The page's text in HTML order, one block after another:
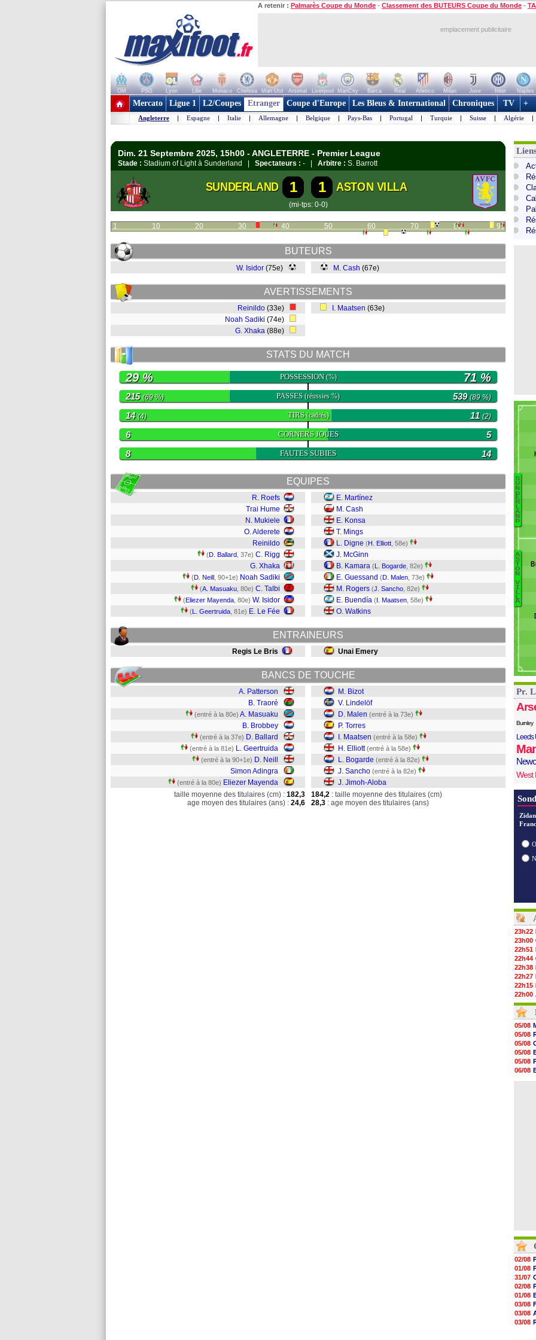
A retenir : Palmarès Coupe du Monde - Classement des BUTEURS Coupe du Monde -
emplacement publicitaire
OM PSG Lyon Lille Monaco Chelsea Man Utd Arsenal Liverpool ManCity Barca Real Atletico Milan Juve Inter Naples
+ de clubs
Mercato Ligue 1 L2/Coupes Etranger Coupe d'Europe Les Bleus & International Chroniques TV +
Angleterre | Espagne | Italie | Allemagne | Belgique | Pays-Bas | Portugal | Turquie | Suisse | Algérie |
Dim. 21 Septembre 2025, 15h00 - ANGLETERRE - Premier League
Stade : Stadium of Light à Sunderland | Spectateurs : - | Arbitre : S. Barrott
SUNDERLAND 1 1 ASTON VILLA
(mi-tps: 0-0)
1 10 20 30 40 50 60 70 80 90
BUTEURS
W. Isidor (75e) M. Cash (67e)
AVERTISSEMENTS
Reinildo (33e)
Noah Sadiki (74e)
G. Xhaka (88e)
I. Maatsen (63e)
STATS DU MATCH
POSSESSION(%)
29 % 71 %
PASSES(réussies %)
215(69 %) 539(89 %)
TIRS(cadrés)
14 (4) 11 (2)
CORNERS JOUES
6 5
FAUTES SUBIES
8 14
EQUIPES
R. Roefs
Trai Hume
N. Mukiele
O. Alderete
Reinildo
(D. Ballard , 37e) C. Rigg
G. Xhaka
(D. Neill , 90+1e) Noah Sadiki
(A. Masuaku , 80e) C. Talbi
(Eliezer Mayenda , 80e) W. Isidor
(L. Geertruida , 81e) E. Le Fée
E. Martínez
M. Cash
E. Konsa
T. Mings
L. Digne (H. Elliott , 58e)
J. McGinn
B. Kamara (L. Bogarde , 82e)
E. Guessand (D. Malen , 73e)
M. Rogers (J. Sancho , 82e)
E. Buendía (I. Maatsen , 58e)
O. Watkins
ENTRAINEURS
Regis Le Bris Unai Emery
BANCS DE TOUCHE
A. Patterson
B. Traoré
(entré à la 80e) A. Masuaku
B. Brobbey
(entré à la 37e) D. Ballard
(entré à la 81e) L. Geertruida
(entré à la 90+1e) D. Neill
Simon Adingra
(entré à la 80e) Eliezer Mayenda
M. Bizot
V. Lindelöf
D. Malen (entré à la 73e)
P. Torres
I. Maatsen (entré à la 58e)
H. Elliott (entré à la 58e)
L. Bogarde (entré à la 82e)
J. Sancho (entré à la 82e)
J. Jimoh-Aloba
taille moyenne des titulaires (cm) : 182,3
age moyen des titulaires (ans) : 24,6
184,2 : taille moyenne des titulaires (cm)
28,3 : age moyen des titulaires (ans)
S
U
N
D
E
R
L
A
N
D
A
S
T
O
N
V
I
L
L
A
Pr.
Burnley
Leeds
West
23h22
23h00
22h51
22h44
22h38
22h27
22h15
22h00
21h48
21h39
21h26
21h05
20h47
20h30
20h18
20h04
19h47
05/08
05/08
05/08
05/08
05/08
06/08
02/08
01/08
31/07
02/08
01/08
03/08
03/08
03/08